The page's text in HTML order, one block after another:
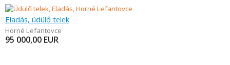
Eladás, üdülő telek
Horné Lefantovce
95 000,00 EUR